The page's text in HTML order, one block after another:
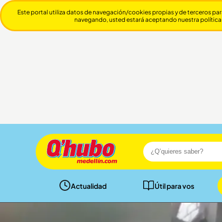
Actualidad Útil para vos
Este portal utiliza datos de navegación/cookies propias y de terceros
navegando, usted estará aceptando nuestra